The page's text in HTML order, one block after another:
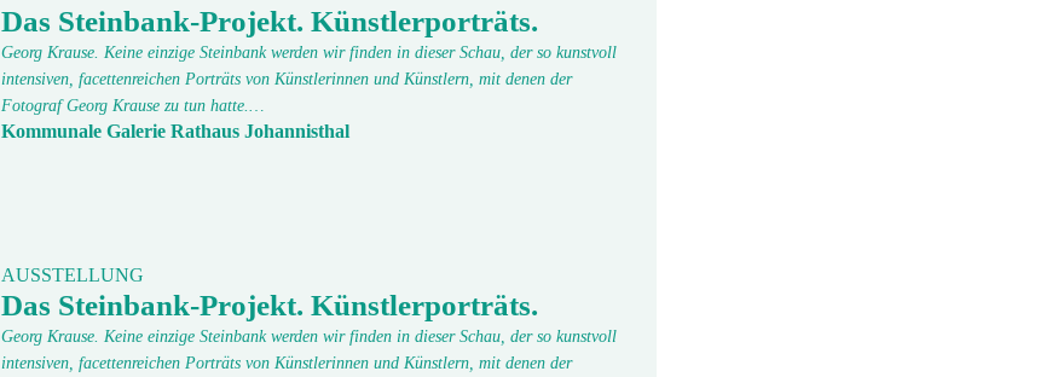
Das Steinbank-Projekt. Künstlerporträts.
Georg Krause. Keine einzige Steinbank werden wir finden in dieser Schau, der so kunstvoll
intensiven, facettenreichen Porträts von Künstlerinnen und Künstlern, mit denen der
Fotograf Georg Krause zu tun hatte.…
Kommunale Galerie Rathaus Johannisthal
AUSSTELLUNG
Das Steinbank-Projekt. Künstlerporträts.
Georg Krause. Keine einzige Steinbank werden wir finden in dieser Schau, der so kunstvoll
intensiven, facettenreichen Porträts von Künstlerinnen und Künstlern, mit denen der